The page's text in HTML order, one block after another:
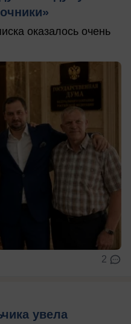
оказалось очень
2
увела